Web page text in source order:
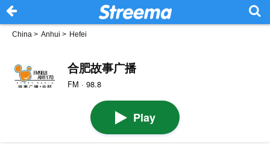
China > Anhui > Hefei
合肥故事广播
FM · 98.8
Play